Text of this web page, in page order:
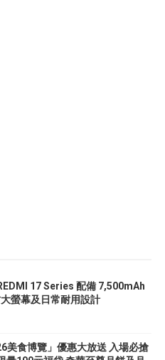
17 Series 配備 7,500mAh
螢幕及日常耐用設計
美食博覽」優惠大放送 入場必搶